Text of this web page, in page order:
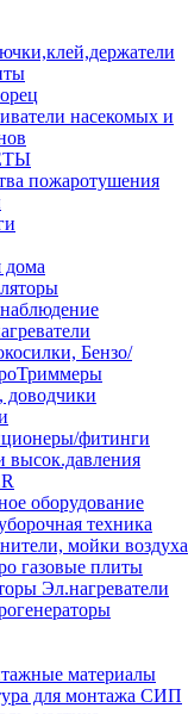
насекомых и
пожаротушения
дома
Бензо/
доводчики
фитинги
высок.давления
оборудование
техника
мойки воздуха
газовые плиты
Эл.нагреватели
материалы
для монтажа СИП